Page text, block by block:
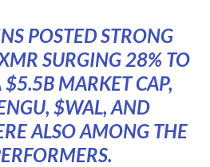
POSTED STRONG
SURGING 28% TO
MARKET CAP,
, $WAL, AND
ALSO AMONG THE